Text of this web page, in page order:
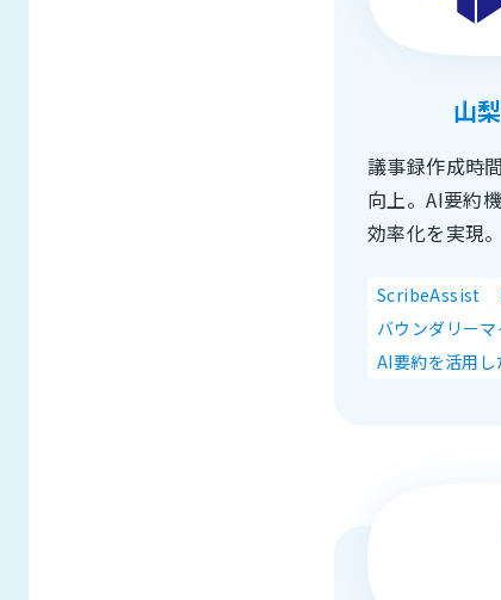
山
議事録作成時
向上。AI要約
効率化を実現。
ScribeAssist
バウンダリーマ
AI要約を活用